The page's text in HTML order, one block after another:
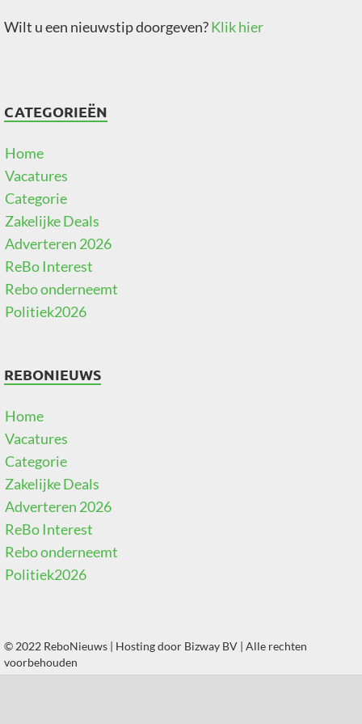
Wilt u een nieuwstip doorgeven?Klik hier
CATEGORIEËN
Home
Vacatures
Categorie
Zakelijke Deals
Adverteren 2026
ReBo Interest
Rebo onderneemt
Politiek2026
REBONIEUWS
Home
Vacatures
Categorie
Zakelijke Deals
Adverteren 2026
ReBo Interest
Rebo onderneemt
Politiek2026
© 2022 ReboNieuws | Hosting door Bizway BV | Alle rechten
voorbehouden